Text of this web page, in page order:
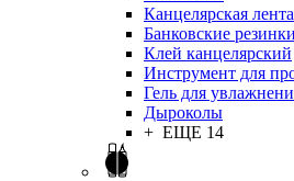
Канцелярская лента
Банковские резинки
Клей канцелярский
Инструмент для
Гель для
Дыроколы
+ ЕЩЕ 14